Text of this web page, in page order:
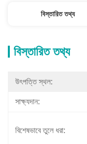
বিস্তারিত তথ্য
বিস্তারিত তথ্য
উৎপত্তি স্থল:
সাক্ষ্যদান:
বিশেষভাবে তুলে ধরা: